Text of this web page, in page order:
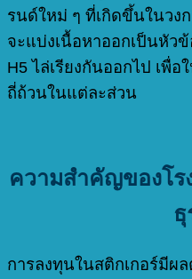
รนด์ใหม่ ๆ ที่เกิดขึ้นในวง
จะแบ่งเนื้อหาออกเป็นหัว
H5 ไล่เรียงกันออกไป เพื่
ถี่ถ้วนในแต่ละส่วน
ความสำคัญของโร
ธุ
การลงทุนในสติกเกอร์มีผ